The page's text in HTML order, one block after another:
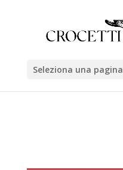
Seleziona una pagina